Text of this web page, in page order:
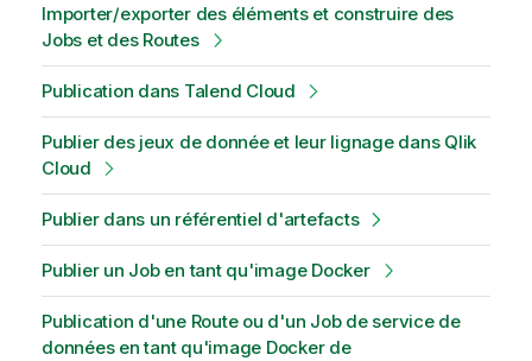
Importer/exporter des éléments et construire des
Jobs et des Routes
Publication dans Talend Cloud
Publier des jeux de donnée et leur lignage dans Qlik
Cloud
Publier dans un référentiel d'artefacts
Publier un Job en tant qu'image Docker
Publication d'une Route ou d'un Job de service de
données en tant qu'image Docker de